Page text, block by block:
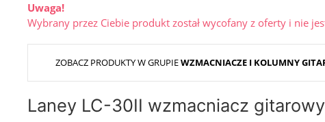
Uwaga!
Wybrany przez Ciebie produkt został wycofany z oferty i nie
ZOBACZ PRODUKTY W GRUPIEWZMACNIACZE I KOLUMNY
Laney LC-30II wzmacniacz